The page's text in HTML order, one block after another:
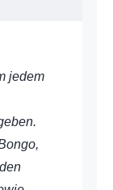
jedem